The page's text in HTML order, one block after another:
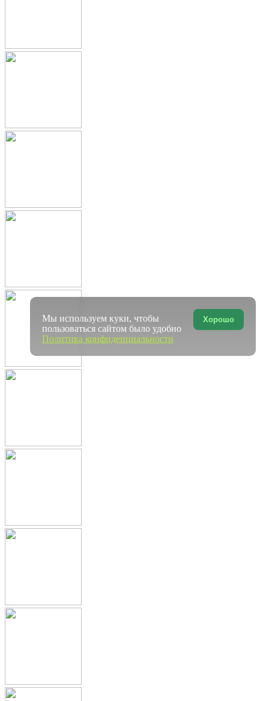
Хорошо
Мы используем куки, чтобы
пользоваться сайтом было удобно
Политика конфиденциальности